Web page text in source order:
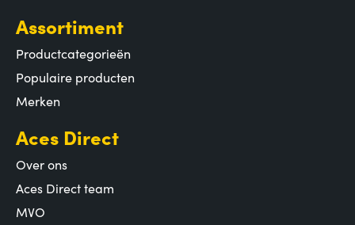
Assortiment
Productcategorieën
Populaire producten
Merken
Aces Direct
Over ons
Aces Direct team
MVO